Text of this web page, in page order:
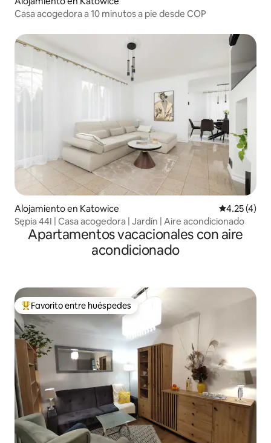
Casa acogedora a 10 minutos a pie desde COP
Alojamiento en Katowice Calificación
4.25 (4)
Sępia 44I | Casa acogedora | Jardín | Aire acondicionado
Apartamentos vacacionales con aire
acondicionado
Favorito entre huéspedes preferido
Favorito entre huéspedes